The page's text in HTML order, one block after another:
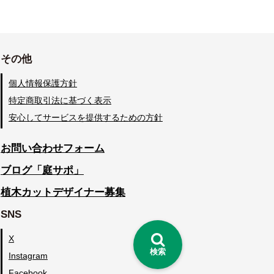
検索
その他
個人情報保護方針
特定商取引法に基づく表示
安心してサービスを提供するための方針
お問い合わせフォーム
ブログ「庭サポ」
植木カットデザイナー募集
SNS
X
Instagram